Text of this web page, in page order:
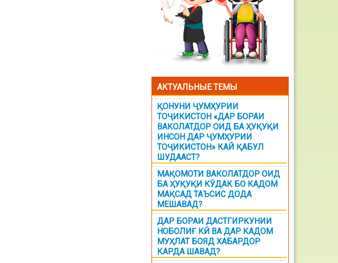
АКТУАЛЬНЫЕ ТЕМЫ
ҚОНУНИ ҶУМҲУРИИ
ТОҶИКИСТОН «ДАР БОРАИ
ВАКОЛАТДОР ОИД БА ҲУҚУҚИ
ИНСОН ДАР ҶУМҲУРИИ
ТОҶИКИСТОН» КАЙ ҚАБУЛ
ШУДААСТ?
МАҚОМОТИ ВАКОЛАТДОР ОИД
БА ҲУҚУҚИ КӮДАК БО КАДОМ
МАҚСАД ТАЪСИС ДОДА
МЕШАВАД?
ДАР БОРАИ ДАСТГИРКУНИИ
НОБОЛИҒ КӢ ВА ДАР КАДОМ
МУҲЛАТ БОЯД ХАБАРДОР
КАРДА ШАВАД?